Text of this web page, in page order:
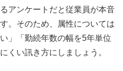
アンケートだと従業員が本音
。そのため、属性については
」「勤続年数の幅を5年単位
くい訊き方にしましょう。